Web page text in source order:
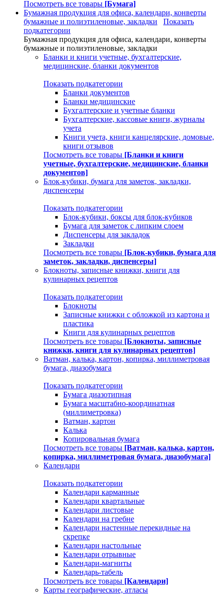
Посмотреть все товары [Бумага]
Бумажная продукция для офиса, календари, конверты
бумажные и полиэтиленовые, закладки
Показать
подкатегории
Бумажная продукция для офиса, календари, конверты
бумажные и полиэтиленовые, закладки
Бланки и книги учетные, бухгалтерские,
медицинские, бланки документов
Показать подкатегории
Бланки документов
Бланки медицинские
Бухгалтерские и учетные бланки
Бухгалтерские, кассовые книги, журналы
учета
Книги учета, книги канцелярские, домовые,
книги отзывов
Посмотреть все товары [Бланки и книги
учетные, бухгалтерские, медицинские, бланки
документов]
Блок-кубики, бумага для заметок, закладки,
диспенсеры
Показать подкатегории
Блок-кубики, боксы для блок-кубиков
Бумага для заметок с липким слоем
Диспенсеры для закладок
Закладки
Посмотреть все товары [Блок-кубики, бумага для
заметок, закладки, диспенсеры]
Блокноты, записные книжки, книги для
кулинарных рецептов
Показать подкатегории
Блокноты
Записные книжки с обложкой из картона и
пластика
Книги для кулинарных рецептов
Посмотреть все товары [Блокноты, записные
книжки, книги для кулинарных рецептов]
Ватман, калька, картон, копирка, миллиметровая
бумага, диазобумага
Показать подкатегории
Бумага диазотипная
Бумага масштабно-координатная
(миллиметровка)
Ватман, картон
Калька
Копировальная бумага
Посмотреть все товары [Ватман, калька, картон,
копирка, миллиметровая бумага, диазобумага]
Календари
Показать подкатегории
Календари карманные
Календари квартальные
Календари листовые
Календари на гребне
Календари настенные перекидные на
скрепке
Календари настольные
Календари отрывные
Календари-магниты
Календарь-табель
Посмотреть все товары [Календари]
Карты географические, атласы